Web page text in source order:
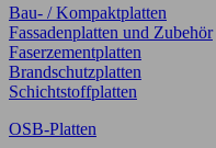
Bau- / Kompaktplatten
Fassadenplatten und Zubehör
Faserzementplatten
Brandschutzplatten
Schichtstoffplatten
OSB-Platten